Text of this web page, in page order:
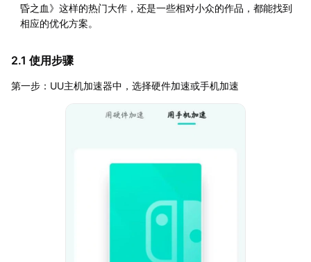
昏之血》这样的热门大作，还是一些相对小众的作品，都能找到
相应的优化方案。
2.1 使用步骤
第一步：UU主机加速器中，选择硬件加速或手机加速